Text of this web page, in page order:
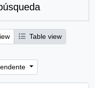
Table view